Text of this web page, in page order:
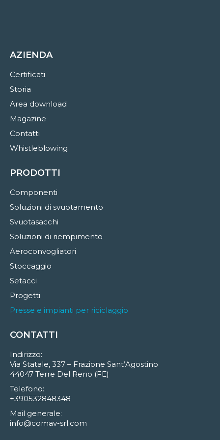
AZIENDA
Certificati
Storia
Area download
Magazine
Contatti
Whistleblowing
PRODOTTI
Componenti
Soluzioni di svuotamento
Svuotasacchi
Soluzioni di riempimento
Aeroconvogliatori
Stoccaggio
Setacci
Progetti
Presse e impianti per riciclaggio
CONTATTI
Indirizzo:
Via Statale, 337 – Frazione Sant’Agostino
44047 Terre Del Reno (FE)
Telefono:
+390532848348
Mail generale:
info@comav-srl.com